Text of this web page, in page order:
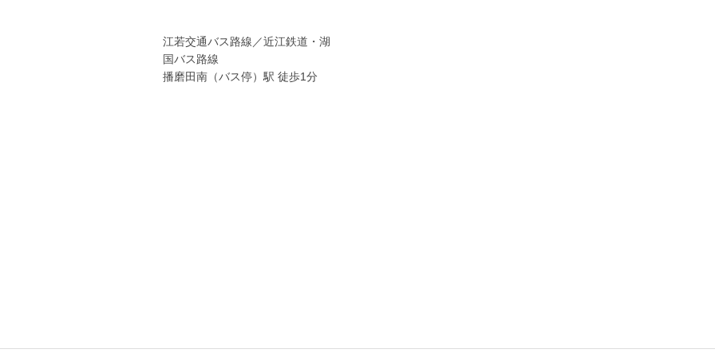
江若交通バス路線／近江鉄道・湖
国バス路線
播磨田南（バス停）駅 徒歩1分